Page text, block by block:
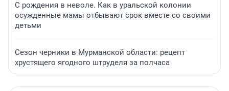
С рождения в неволе. Как в уральской колонии
осужденные мамы отбывают срок вместе со своими
детьми
Сезон черники в Мурманской области: рецепт
хрустящего ягодного штруделя за полчаса